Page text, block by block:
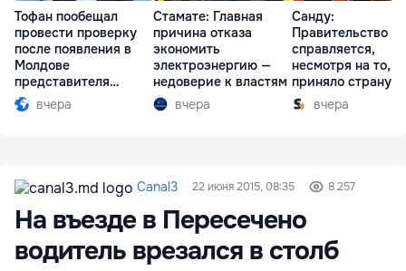
Тофан пообещал
провести проверку
после появления в
Молдове
представителя
Южной Осетии
вчера
Стамате: Главная
причина отказа
экономить
электроэнергию —
недоверие к властям
вчера
Санду:
Правительство
справляется,
несмотря на то,
приняло страну в
разгар кризиса
вчера
Canal3 22 июня 2015, 08:35 8 257
На въезде в Пересечено
водитель врезался в столб